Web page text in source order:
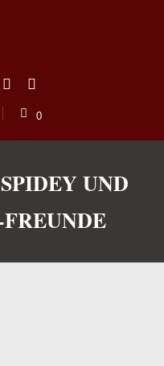
0
SPIDEY UND